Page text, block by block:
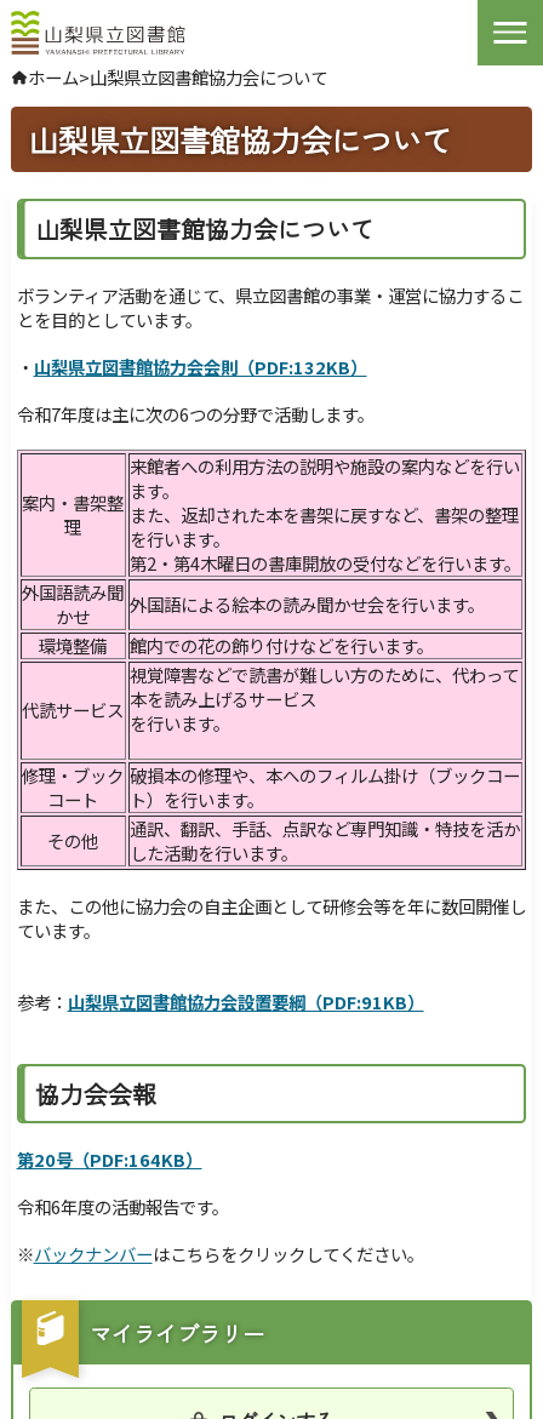
Open
やさしい日本語
よくある質問
お問い合わせ
ログインする
文字サイズ 拡大
背景色指定
標準 青
黒
ふりがな
表示
読み上げ
障害のある方へ
サイトマップ
Foreign Language
検索
ホーム>山梨県立図書館協力会について
山梨県立図書館協力会について
山梨県立図書館協力会について
ボランティア活動を通じて、県立図書館の事業・運営に協力するこ
とを目的としています。
・ 山梨県立図書館協力会会則（PDF:132KB）
令和7年度は主に次の6つの分野で活動します。
案内・書架整
理
来館者への利用方法の説明や施設の案内などを行い
ます。
また、返却された本を書架に戻すなど、書架の整理
を行います。
第2・第4木曜日の書庫開放の受付などを行います。
外国語読み聞
かせ
外国語による絵本の読み聞かせ会を行います。
環境整備
館内での花の飾り付けなどを行います。
代読サービス
視覚障害などで読書が難しい方のために、代わって
本を読み上げるサービス
を行います。
修理・ブック
コート
破損本の修理や、本へのフィルム掛け（ブックコー
ト）を行います。
その他
通訳、翻訳、手話、点訳など専門知識・特技を活か
した活動を行います。
また、この他に協力会の自主企画として研修会等を年に数回開催し
ています。
参考： 山梨県立図書館協力会設置要綱（PDF:91KB）
協力会会報
第20号（PDF:164KB）
令和6年度の活動報告です。
※バックナンバーはこちらをクリックしてください。
マイライブラリー